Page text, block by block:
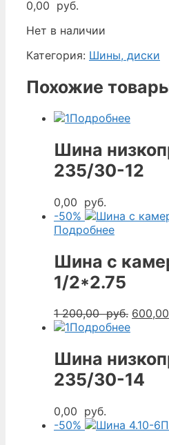
0,00 руб.
Нет в наличии
Категория: Шины, диски
Похожие
Подробнее
Шина
235/30-12
0,00 руб.
-50%
Подробнее
Шина с
1/2*2.75
1 200,00руб.
1
руб..
600,00
Подробнее
Шина
235/30-14
0,00 руб.
-50%